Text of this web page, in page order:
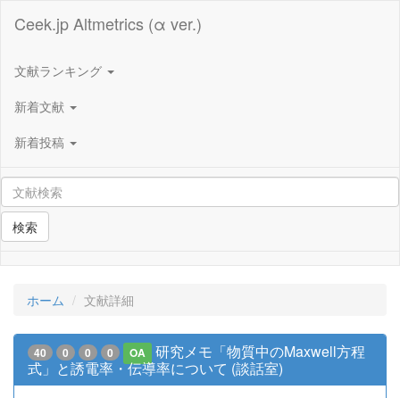
Ceek.jp Altmetrics (α ver.)
文献ランキング
新着文献
新着投稿
検索
ホーム 文献詳細
40 0 0 0 OA
研究メモ「物質中のMaxwell方程
式」と誘電率・伝導率について (談話室)